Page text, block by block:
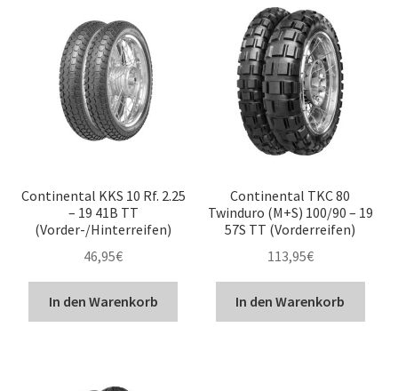
Continental KKS 10 Rf. 2.25
– 19 41B TT
(Vorder-/Hinterreifen)
46,95€
In den Warenkorb
Continental TKC 80
Twinduro (M+S) 100/90 – 19
57S TT (Vorderreifen)
113,95€
In den Warenkorb